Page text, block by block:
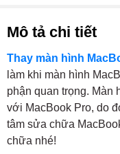
Mô tả chi tiết
Thay màn hình
làm khi màn hình
phận quan trọng.
với MacBook Pro, do
tâm sửa chữa
chữa nhé!